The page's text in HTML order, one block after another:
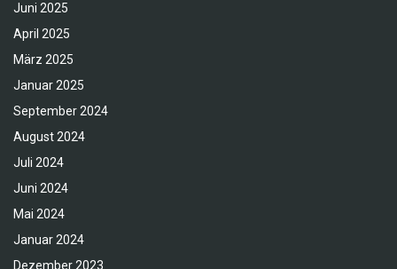
Juni 2025
April 2025
März 2025
Januar 2025
September 2024
August 2024
Juli 2024
Juni 2024
Mai 2024
Januar 2024
Dezember 2023